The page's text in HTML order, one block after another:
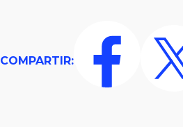
COMPARTIR: